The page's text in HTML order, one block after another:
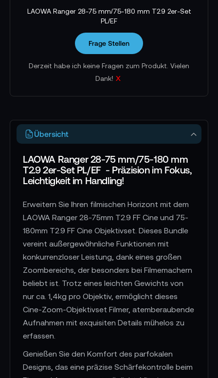
LAOWA Ranger 28-75 mm/75-180 mm T2.9 2er-Set
PL/EF
Frage Stellen
Derzeit habe ich keine Fragen zum Produkt. Vielen
Dank! x
Übersicht
LAOWA Ranger 28-75 mm/75-180 mm
T2.9 2er-Set PL/EF - Präzision im Fokus,
Leichtigkeit im Handling!
Erweitern Sie Ihren filmischen Horizont mit dem
LAOWA Ranger 28-75mm T2.9 FF Cine und 75-
180mm T2.9 FF Cine Objektivset. Dieses Bundle
vereint außergewöhnliche Funktionen mit
konkurrenzloser Leistung, dank eines großen
Zoombereichs, der besonders bei Filmemachern
beliebt ist. Trotz eines leichten Gewichts von
nur ca. 1,4kg pro Objektiv, ermöglicht dieses
Cine-Zoom-Objektivset Filmer, atemberaubende
Aufnahmen mit exquisiten Details mühelos zu
erfassen.
Genießen Sie den Komfort des parfokalen
Designs, das eine präzise Schärfekontrolle beim